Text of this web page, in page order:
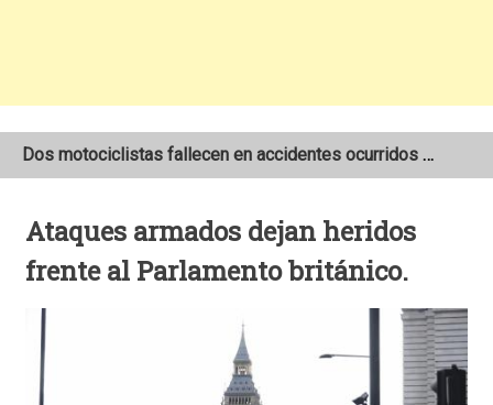
Dos motociclistas fallecen en accidentes ocurridos en la Carretera Nueva a León
Ataques armados dejan heridos
frente al Parlamento británico.